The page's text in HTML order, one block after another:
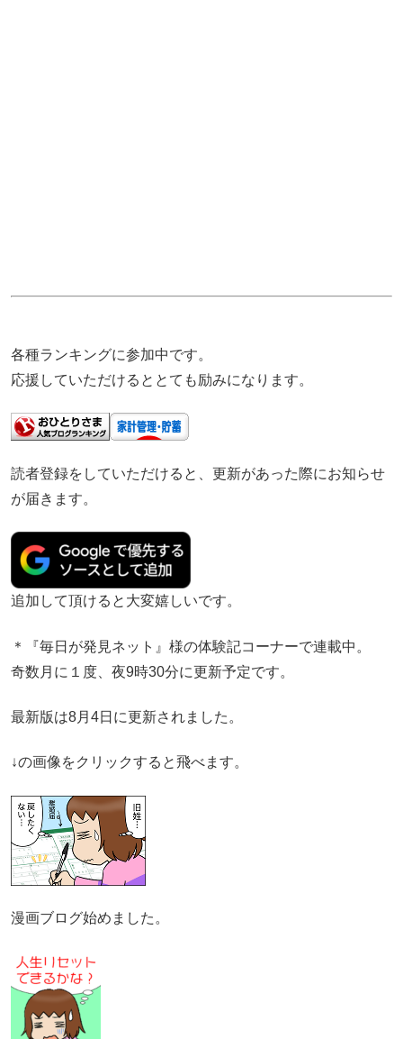
各種ランキングに参加中です。
応援していただけるととても励みになります。
読者登録をしていただけると、更新があった際にお知らせ
が届きます。
追加して頂けると大変嬉しいです。
＊『毎日が発見ネット』様の体験記コーナーで連載中。
奇数月に１度、夜9時30分に更新予定です。
最新版は8月4日に更新されました。
↓の画像をクリックすると飛べます。
漫画ブログ始めました。